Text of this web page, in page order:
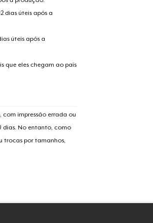
dias úteis após a
úteis após a
que eles chegam ao país
impressão errada ou
dias. No entanto, como
trocas por tamanhos,